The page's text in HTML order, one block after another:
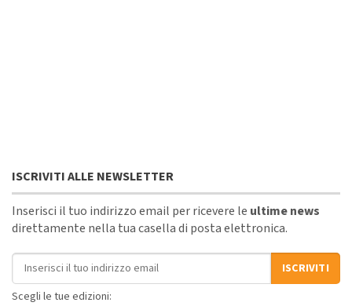
ISCRIVITI ALLE NEWSLETTER
Inserisci il tuo indirizzo email per ricevere le ultime news
direttamente nella tua casella di posta elettronica.
Indirizzo email
ISCRIVITI
Scegli le tue edizioni: